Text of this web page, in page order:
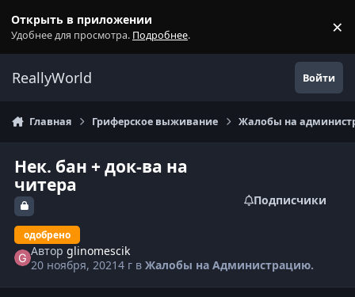
Открыть в приложении
Удобнее для просмотра. Подробнее. ×
ReallyWorld Войти
Главная Гриферское выживание Жалобы на
Нек. бан + док-ва на
читера
одобрено
Подписчики
Авторglinomescik
20 ноября, 20214 г вЖалобы на Администрацию.